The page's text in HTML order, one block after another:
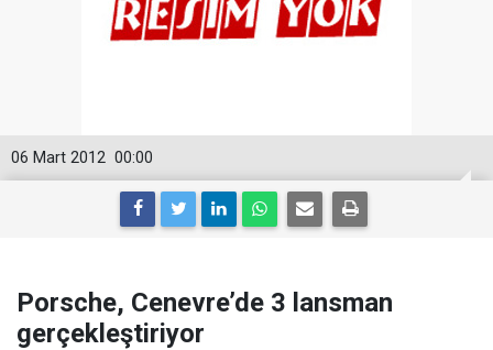
00:00
06 Mart 2012
Porsche, Cenevre’de 3 lansman
gerçekleştiriyor